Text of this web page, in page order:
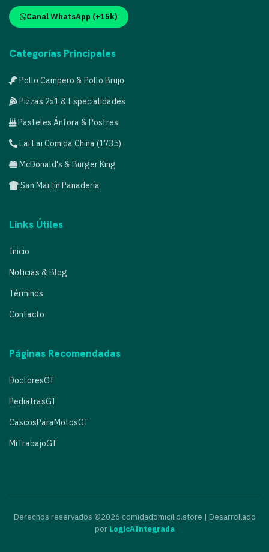
Canal WhatsApp (+15k)
Categorías Principales
Pollo Campero & Pollo Brujo
Pizzas 2x1 & Especialidades
Pasteles Ánfora & Postres
Lai Lai Comida China (1735)
McDonald's & Burger King
San Martín Panadería
Links Útiles
Inicio
Noticias & Blog
Términos
Contacto
Páginas Recomendadas
DoctoresGT
PediatrasGT
CascosParaMotosGT
MiTrabajoGT
Derechos reservados ©2026 comidadomicilio.store | Desarrollado
por LogicAIntegrada